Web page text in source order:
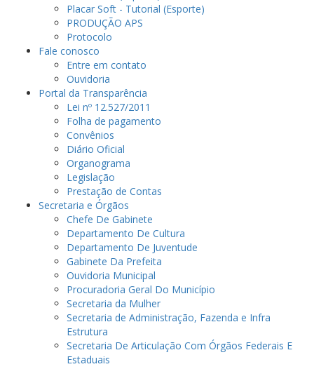
Placar Soft - Tutorial (Esporte)
PRODUÇÃO APS
Protocolo
Fale conosco
Entre em contato
Ouvidoria
Portal da Transparência
Lei nº 12.527/2011
Folha de pagamento
Convênios
Diário Oficial
Organograma
Legislação
Prestação de Contas
Secretaria e Órgãos
Chefe De Gabinete
Departamento De Cultura
Departamento De Juventude
Gabinete Da Prefeita
Ouvidoria Municipal
Procuradoria Geral Do Município
Secretaria da Mulher
Secretaria de Administração, Fazenda e Infra
Estrutura
Secretaria De Articulação Com Órgãos Federais E
Estaduais